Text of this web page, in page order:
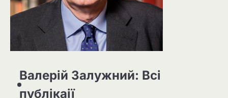
Валерій Залужний: Всі
публікаії